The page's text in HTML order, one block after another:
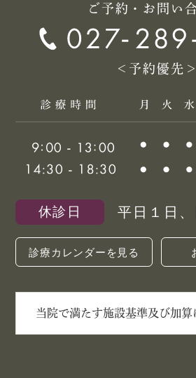
ご予約・お問い
＜予約優先＞
休診日 平日１日
診療カレンダーを見る
当院で満たす施設基準及び加算